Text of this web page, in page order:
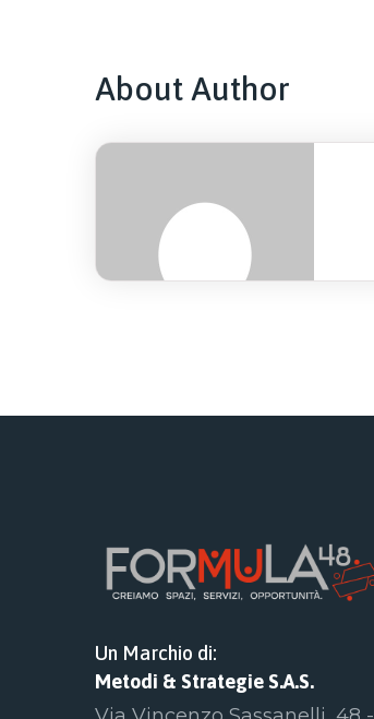
About Author
Un Marchio di:
Metodi & Strategie S.A.S.